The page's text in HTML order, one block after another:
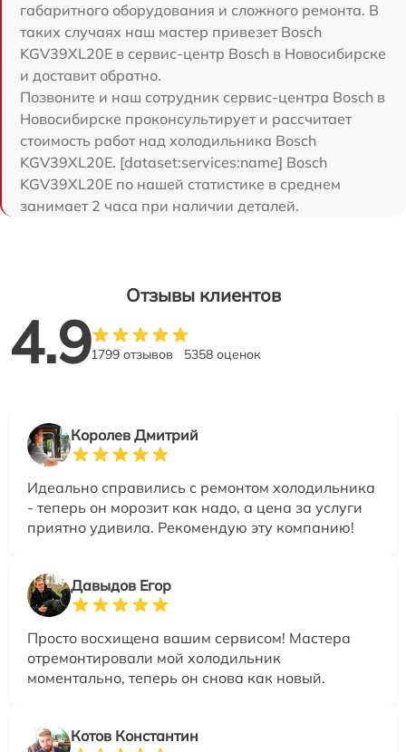
габаритного оборудования и сложного ремонта. В
таких случаях наш мастер привезет Bosch
KGV39XL20E в сервис-центр Bosch в Новосибирске
и доставит обратно.
Позвоните и наш сотрудник сервис-центра Bosch в
Новосибирске проконсультирует и рассчитает
стоимость работ над холодильника Bosch
KGV39XL20E. [dataset:services:name] Bosch
KGV39XL20E по нашей статистике в среднем
занимает 2 часа при наличии деталей.
Отзывы клиентов
4.91799 отзывов 5358 оценок
Королев Дмитрий
Идеально справились с ремонтом холодильника
- теперь он морозит как надо, а цена за услуги
приятно удивила. Рекомендую эту компанию!
Давыдов Егор
Просто восхищена вашим сервисом! Мастера
отремонтировали мой холодильник
моментально, теперь он снова как новый.
Котов Константин